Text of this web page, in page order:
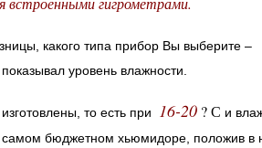
какого типа прибор Вы выберите –
уровень влажности.
то есть при 16-20 ? С и
самом бюджетном хьюмидоре, положив в